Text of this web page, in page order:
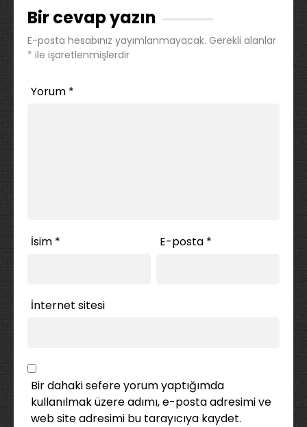
Bir cevap yazın
E-posta hesabınız yayımlanmayacak. Gerekli alanlar
* ile işaretlenmişlerdir
Yorum *
İsim * E-posta *
İnternet sitesi
Bir dahaki sefere yorum yaptığımda
kullanılmak üzere adımı, e-posta adresimi ve
web site adresimi bu tarayıcıya kaydet.